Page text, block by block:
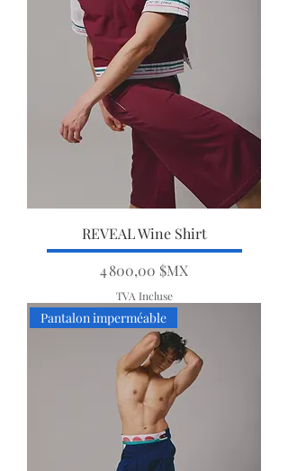
REVEAL Wine Shirt
Prix
4 800,00 $MX
TVA Incluse
Pantalon imperméable